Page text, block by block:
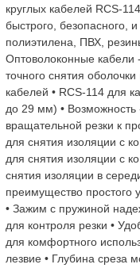
круглых кабелей RCS-
быстрого, безопасного,
полиэтилена, ПВХ,
Оптоволоконные кабели
точного снятия
кабелей • RCS-114 для
до 29 мм) • Возможность
вращательной резки к
для снятия изоляции с
для снятия изоляции с
снятия изоляции в
преимущество простого
• Зажим с пружиной
для контроля резки •
для комфортного
лезвие • Глубина среза